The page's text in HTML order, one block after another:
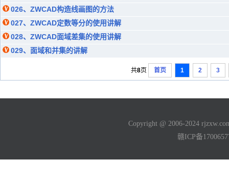
026、ZWCAD构造线画图的方法
027、ZWCAD定数等分的使用讲解
028、ZWCAD面域差集的使用讲解
029、面域和并集的讲解
共8页 首页 1 2 3
Copyright @ 2006-2024
赣ICP备